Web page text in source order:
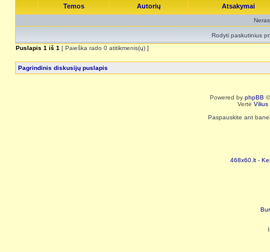
Temos Autorių Atsakymai
Rodyti paskutinius
Puslapis 1 iš 1 [ Paieška rado 0 atitikmenis(ų) ]
Pagrindinis diskusijų puslapis
Powered by phpBB
Vertė Vilius
Paspauskite ant
468x60.lt -